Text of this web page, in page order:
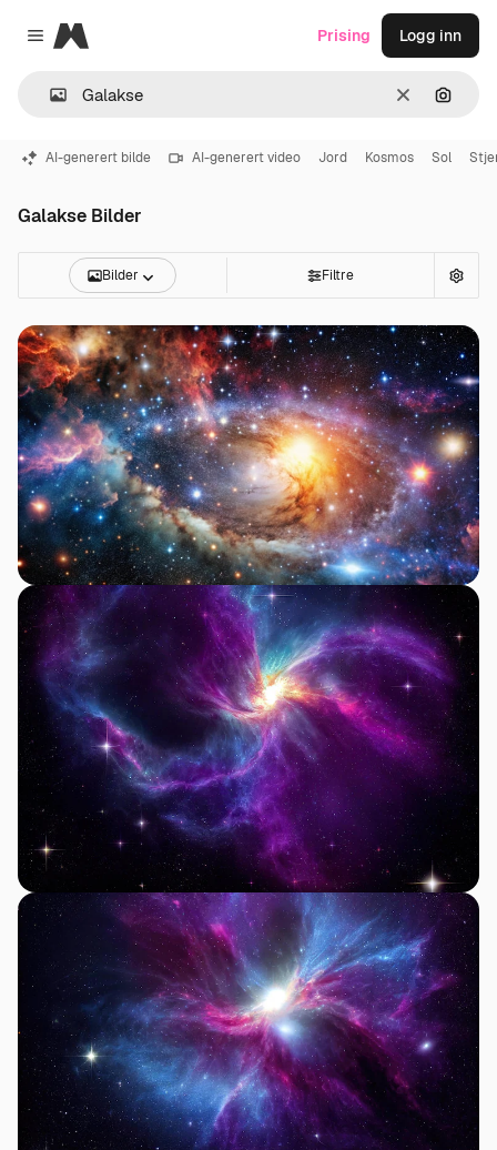
Close menu
Magnific
Slett Søk
Prising Logg inn
AI-generert bilde AI-generert video Jord Kosmos Sol
Galakse Bilder
Bilder Filtre